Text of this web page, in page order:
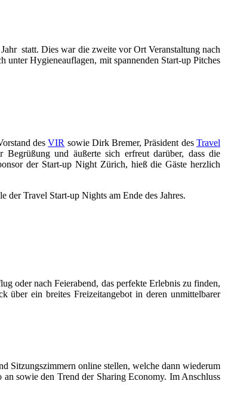
statt. Dies war die zweite vor Ort Veranstaltung nach
Hygieneauflagen, mit spannenden Start-up Pitches
des VIR sowie Dirk Bremer, Präsident desTravel
Begrüßung und äußerte sich erfreut darüber, dass die
der Start-up Night Zürich, hieß die Gäste herzlich
Travel Start-up Nights am Ende des Jahres.
oder nach Feierabend, das perfekte Erlebnis zu finden,
über ein breites Freizeitangebot in deren unmittelbarer
Sitzungszimmern online stellen, welche dann wiederum
sowie den Trend der Sharing Economy. Im Anschluss